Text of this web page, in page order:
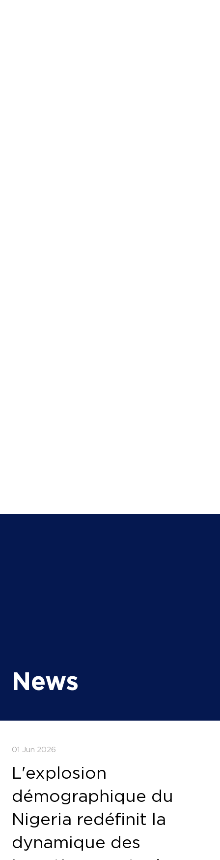
News
01 Jun 2026
L'explosion
démographique du
Nigeria redéfinit la
dynamique des